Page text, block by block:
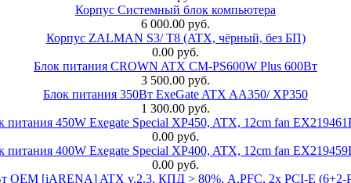
Корпус Системный блок компьютера
6 000.00 руб.
Корпус ZALMAN S3/ T8 (ATX, чёрный, без БП)
0.00 руб.
Блок питания CROWN ATX CM-PS600W Plus 600Вт
3 500.00 руб.
Блок питания 350Вт ExeGate ATX AA350/ XP350
1 300.00 руб.
питания 450W Exegate Special XP450, ATX, 12cm fan
0.00 руб.
питания 400W Exegate Special XP400, ATX, 12cm fan
0.00 руб.
OEM [iARENA] ATX v.2.3, КПД > 80%, A.PFC, 2x PCI-E (6+2-